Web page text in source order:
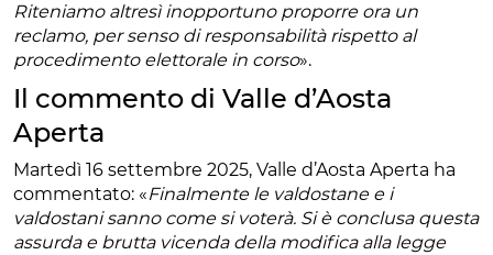
Riteniamo altresì inopportuno proporre ora un
reclamo, per senso di responsabilità rispetto al
procedimento elettorale in corso».
Il commento di Valle d’Aosta
Aperta
Martedì 16 settembre 2025, Valle d’Aosta Aperta ha
commentato: «Finalmente le valdostane e i
valdostani sanno come si voterà. Si è conclusa questa
assurda e brutta vicenda della modifica alla legge